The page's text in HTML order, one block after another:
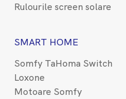
Rulourile screen solare
SMART HOME
Somfy TaHoma Switch
Loxone
Motoare Somfy